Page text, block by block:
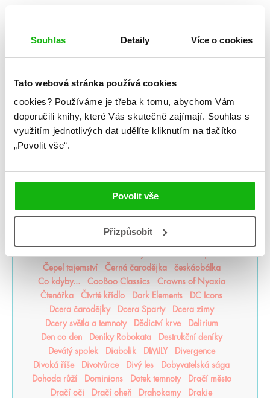
Souhlas Detaily Více o cookies
Tato webová stránka používá cookies
cookies? Používáme je třeba k tomu, abychom Vám
doporučili knihy, které Vás skutečně zajímají. Souhlas s
využitím jednotlivých dat udělíte kliknutím na tlačítko
„Povolit vše“.
Povolit vše
Přizpůsobit
1 2 3 4 5 ... 99 »
Série
#humbookpodcast After
Akademie Arcana
Akademie Dunbridge
Akademie snové analýzy
Akta Illuminae
Alchymistova šifra
Alenka v říši zombií
Americká princezna
Balada mrtvého světa
Bergman Brothers
Better than the Movies
Bez naděje
Bez šance
Bohemian Royals
Bouřná vrána
Božští rivalové
Bylo nebylo jedno zlomené srdce
Čepel tajemství
Černá čarodějka
českáobálka
Co kdyby...
CooBoo Classics
Crowns of Nyaxia
Čtenářka
Čtvrté křídlo Dark Elements
DC Icons
Dcera čarodějky
Dcera Sparty
Dcera zimy
Dcery světla a temnoty
Dědictví krve
Delirium
Den co den
Deníky Robokata
Destrukční deníky
Devátý spolek
Diabolik DIMILY
Divergence
Divoká říše
Divotvůrce Divý les
Dobyvatelská sága
Dohoda růží
Dominions Dotek temnoty
Dračí město
Dračí oči
Dračí oheň Drahokamy
Drakie